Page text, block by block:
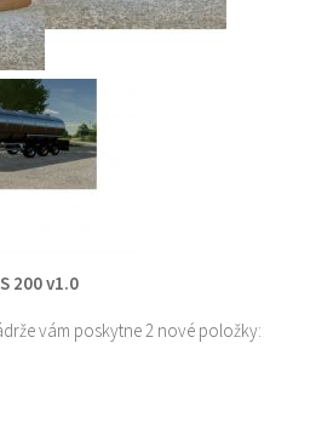
200 v1.0
vám poskytne 2 nové položky: